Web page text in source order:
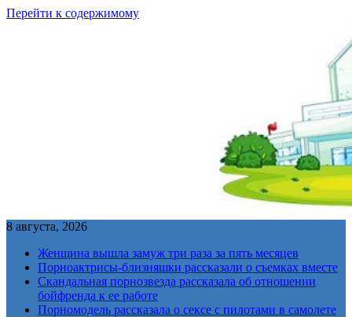
Перейти к содержимому
8 августа, 2026
Женщина вышла замуж три раза за пять месяцев
Порноактрисы-близняшки рассказали о съемках вместе
Скандальная порнозвезда рассказала об отношении
бойфренда к ее работе
Порномодель рассказала о сексе с пилотами в самолете